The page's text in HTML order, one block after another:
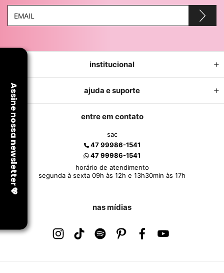
institucional
ajuda e suporte
entre em contato
sac
47 99986-1541
47 99986-1541
horário de atendimento
segunda à sexta 09h às 12h e 13h30min às 17h
nas mídias